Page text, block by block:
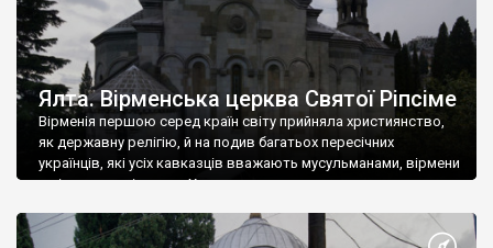
Ялта. Вірменська церква Святої Ріпсіме
Вірменія першою серед країн світу прийняла християнство,
як державну релігію, й на подив багатьох пересічних
українців, які усіх кавказців вважають мусульманами, вірмени
є відданими вірянами Христа